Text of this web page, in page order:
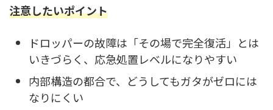
注意したいポイント
ドロッパーの故障は「その場で完全復活」とは
いきづらく、応急処置レベルになりやすい
内部構造の都合で、どうしてもガタがゼロには
なりにくい